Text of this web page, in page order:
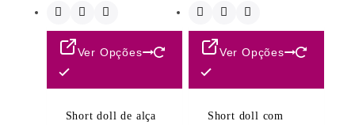
Ver Opções
Short doll de alça
Ver Opções
Short doll com